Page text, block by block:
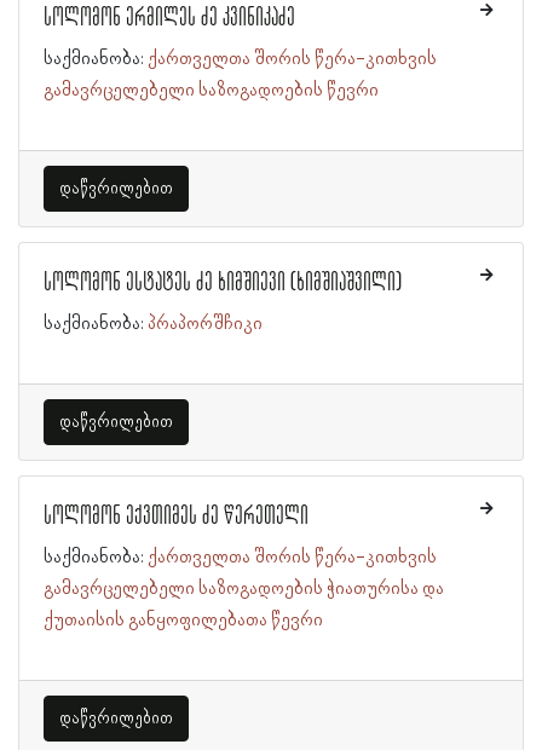
სოლომონ ერმილეს ძე კვინიკაძე
საქმიანობა: ქართველთა შორის წერა-კითხვის
გამავრცელებელი საზოგადოების წევრი
დაწვრილებით
სოლომონ ესტატეს ძე ხიმშიევი (ხიმშიაშვილი)
საქმიანობა: პრაპორშჩიკი
დაწვრილებით
სოლომონ ექვთიმეს ძე წერეთელი
საქმიანობა: ქართველთა შორის წერა-კითხვის
გამავრცელებელი საზოგადოების ჭიათურისა და
ქუთაისის განყოფილებათა წევრი
დაწვრილებით